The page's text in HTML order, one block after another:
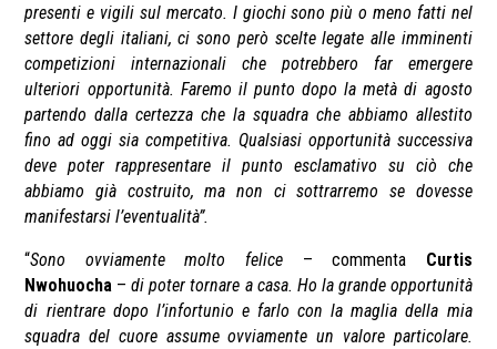
presenti e vigili sul mercato. I giochi sono più o meno fatti nel
settore degli italiani, ci sono però scelte legate alle imminenti
competizioni internazionali che potrebbero far emergere
ulteriori opportunità. Faremo il punto dopo la metà di agosto
partendo dalla certezza che la squadra che abbiamo allestito
fino ad oggi sia competitiva. Qualsiasi opportunità successiva
deve poter rappresentare il punto esclamativo su ciò che
abbiamo già costruito, ma non ci sottrarremo se dovesse
manifestarsi l’eventualità”.
“Sono ovviamente molto felice – commenta Curtis
Nwohuocha –di poter tornare a casa. Ho la grande opportunità
di rientrare dopo l’infortunio e farlo con la maglia della mia
squadra del cuore assume ovviamente un valore particolare.